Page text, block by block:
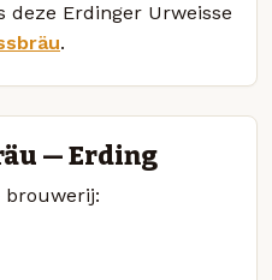
deze Erdinger Urweisse
.
— Erding
brouwerij: